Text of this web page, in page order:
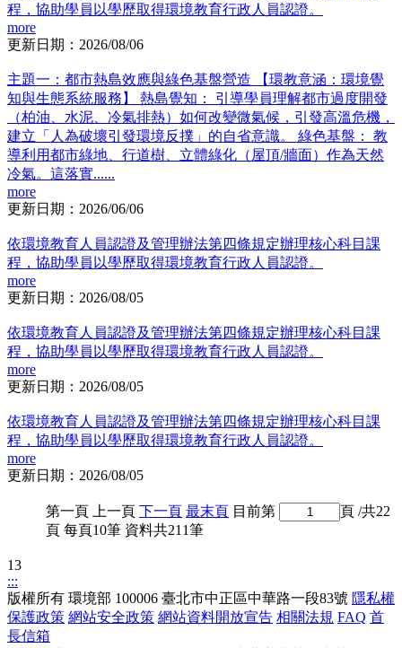
程，協助學員以學歷取得環境教育行政人員認證。
more
更新日期：2026/08/06
主題一：都市熱島效應與綠色基盤營造 【環教意涵：環境覺
知與生態系統服務】 熱島覺知： 引導學員理解都市過度開發
（柏油、水泥、冷氣排熱）如何改變微氣候，引發高溫危機，
建立「人為破壞引發環境反撲」的自省意識。 綠色基盤： 教
導利用都市綠地、行道樹、立體綠化（屋頂/牆面）作為天然
冷氣。這落實......
more
更新日期：2026/06/06
依環境教育人員認證及管理辦法第四條規定辦理核心科目課
程，協助學員以學歷取得環境教育行政人員認證。
more
更新日期：2026/08/05
依環境教育人員認證及管理辦法第四條規定辦理核心科目課
程，協助學員以學歷取得環境教育行政人員認證。
more
更新日期：2026/08/05
依環境教育人員認證及管理辦法第四條規定辦理核心科目課
程，協助學員以學歷取得環境教育行政人員認證。
more
更新日期：2026/08/05
第一頁 上一頁 下一頁 最末頁 目前第 頁 /共22
頁 每頁10筆 資料共211筆
13
:::
版權所有 環境部 100006 臺北市中正區中華路一段83號 隱私權
保護政策 網站安全政策 網站資料開放宣告 相關法規 FAQ 首
長信箱